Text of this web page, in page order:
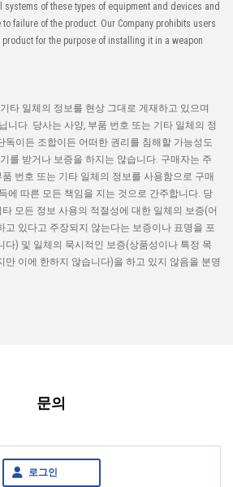
of these types of equipment and devices and
failure of the product. Our Company prohibits users
for the purpose of installing it in a weapon
타 일체의 정보를 현상 그대로 게재하고 있으며
니다. 당사는 사양, 부품 번호 또는 기타 일체의 정
독이든 조합이든 어떠한 권리를 침해할 가능성도
를 받거나 보증을 하지는 않습니다. 구매자는 주
번호 또는 기타 일체의 정보를 사용함으로 구매
에 따른 모든 책임을 지는 것으로 간주합니다. 당
모든 정보 사용의 적절성에 대한 일체의 보증(어
고 있다고 주장되지 않는다는 보증이나 표명을 포
다) 및 일체의 묵시적인 보증(상품성이나 특정 목
만 이에 한하지 않습니다)을 하고 있지 않음을 분명
문의
로그인